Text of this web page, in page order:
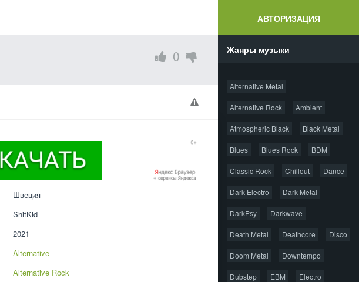
АВТОРИЗАЦИЯ
0
Швеция
ShitKid
2021
Alternative
Alternative Rock
Жанры музыки
Alternative Metal
Alternative Rock Ambient
Atmospheric Black Black Metal
Blues Blues Rock BDM
Classic Rock Chillout Dance
Dark Electro Dark Metal
DarkPsy Darkwave
Death Metal Deathcore Disco
Doom Metal Downtempo
Dubstep EBM Electro